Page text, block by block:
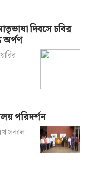
দিবসে চবির
অর্পণ
পরিদর্শন
সকাল